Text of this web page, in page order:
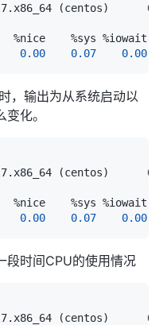
(centos)
0.00 0.07 0.00
，输出为从系统启动以
化。
(centos)
0.00 0.07 0.00
段时间CPU的使用情况
(centos)